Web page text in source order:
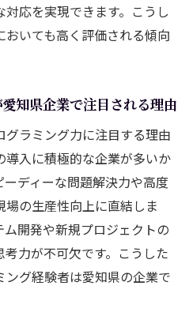
応を実現できます。こうし
いても高く評価される傾向
知県企業で注目される理由
ラミング力に注目する理由
入に積極的な企業が多いか
ディーな問題解決力や高度
の生産性向上に直結しま
開発や新規プロジェクトの
力が不可欠です。こうした
グ経験者は愛知県の企業で